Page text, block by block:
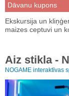
Dāvanu kupons
Ekskursija un
maizes ceptuvi un
Aiz stikla -
NOGAME interaktīvas